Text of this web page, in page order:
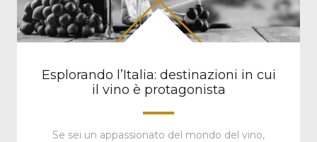
Esplorando l’Italia: destinazioni in cui
il vino è protagonista
Se sei un appassionato del mondo del vino,